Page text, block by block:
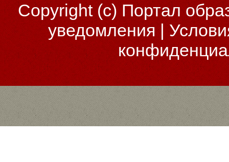
Copyright (c)Портал
уведомления |